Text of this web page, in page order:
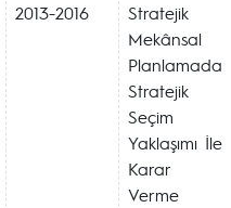
2013-2016
Stratejik
Mekânsal
Planlamada
Stratejik
Seçim
Yaklaşımı İle
Karar
Verme